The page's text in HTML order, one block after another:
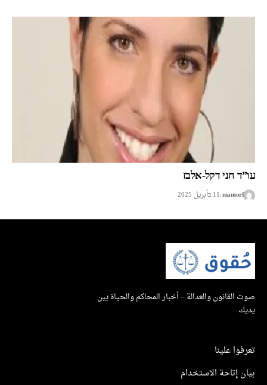
עו”ד חני דקל-אלבז
mansorf 11 בأبريل 2025
صوت القانون والعدالة – أخبار المحاكم والحياة بين
يديك
تعرفوا علينا
بيان إتاحة الاستخدام